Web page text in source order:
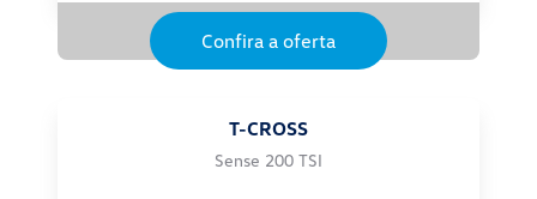
Confira a oferta
T-CROSS
Sense 200 TSI